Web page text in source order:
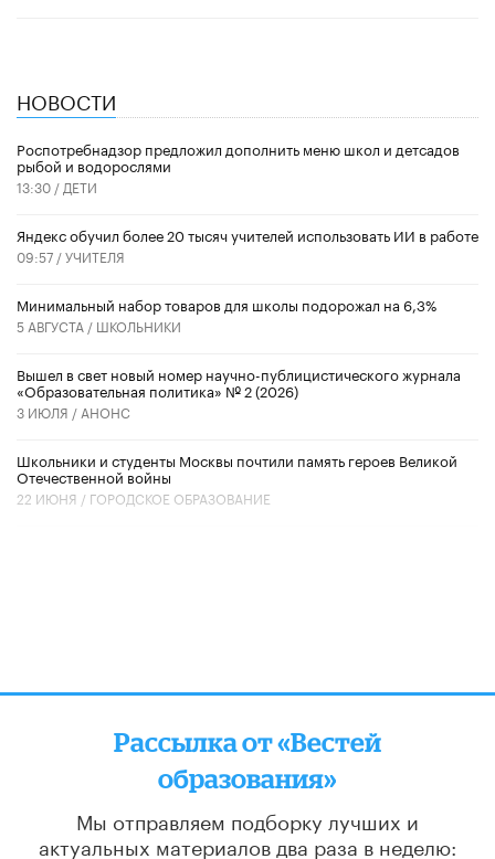
НОВОСТИ
Роспотребнадзор предложил дополнить меню школ и детсадов
рыбой и водорослями
13:30 / ДЕТИ
​Яндекс обучил более 20 тысяч учителей использовать ИИ в работе
09:57 /УЧИТЕЛЯ
Минимальный набор товаров для школы подорожал на 6,3%
5 АВГУСТА / ШКОЛЬНИКИ
Вышел в свет новый номер научно-публицистического журнала
«Образовательная политика» № 2 (2026)
3 ИЮЛЯ / АНОНС
Школьники и студенты Москвы почтили память героев Великой
Отечественной войны
22 ИЮНЯ / ГОРОДСКОЕ ОБРАЗОВАНИЕ
Рассылка от «Вестей
образования»
Мы отправляем подборку лучших и
актуальных материалов два раза в неделю: